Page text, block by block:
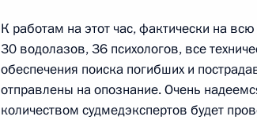
Утверждён перечень поручений по
в Астраханскую область
5 сентября 2011 года, 10:00
К работам на этот час, фактически на
30 водолазов, 36 психологов, все
обеспечения поиска погибших и
отправлены на опознание. Очень
количеством судмедэкспертов будет